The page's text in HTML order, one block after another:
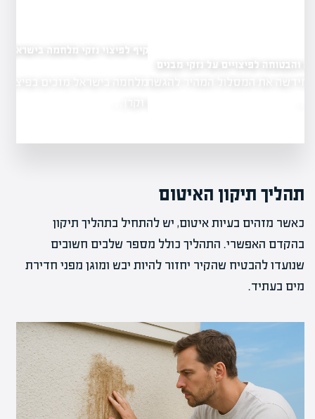
נזקי מבנים
מדריך מקיף לפיצוי נזקי מלחמה בישראל: הכנה, דיווח
ופיצוי
תהליך תיקון האיטום
כאשר מזהים בעיות איטום, יש להתחיל בתהליך תיקון
בהקדם האפשרי. התהליך כולל מספר שלבים חשובים
שנועדו להבטיח שהקיר יחזור להיות יבש ומוגן מפני חדירת
מים בעתיד.